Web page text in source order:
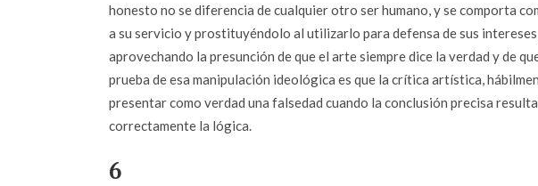
honesto no se diferencia de cualquier otro ser humano, y se comporta
a su servicio y prostituyéndolo al utilizarlo para defensa de sus
aprovechando la presunción de que el arte siempre dice la verdad y de
prueba de esa manipulación ideológica es que la crítica artística,
presentar como verdad una falsedad cuando la conclusión precisa
correctamente la lógica.
6